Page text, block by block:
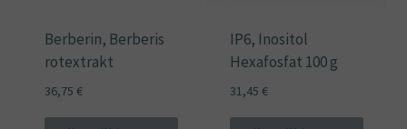
Berberin, Berberis
rotextrakt
36,75 €
IP6, Inositol
Hexafosfat 100 g
31,45 €